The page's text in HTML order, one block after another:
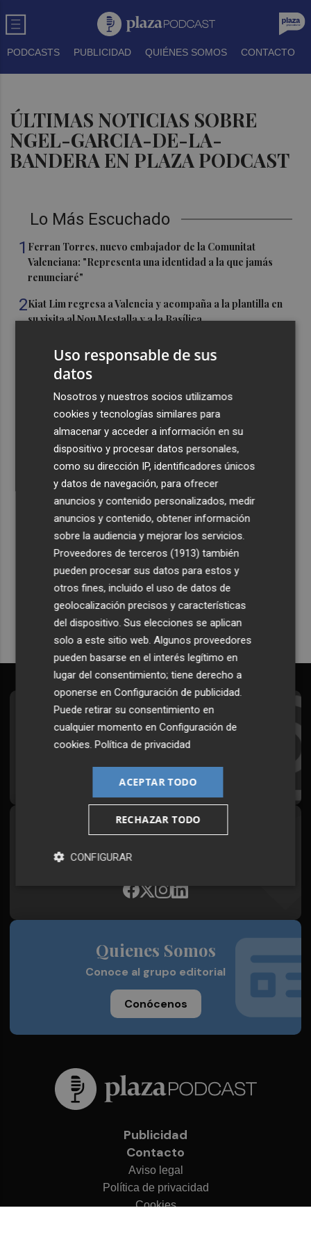
PODCASTS PUBLICIDAD QUIÉNES SOMOS CONTACTO
ÚLTIMAS NOTICIAS SOBRE
NGEL-GARCIA-DE-LA-
BANDERA EN PLAZA PODCAST
Lo Más Escuchado
1 Ferran Torres, nuevo embajador de la Comunitat
Valenciana: "Representa una identidad a la que jamás
renunciaré"
2Kiat Lim regresa a Valencia y acompaña a la plantilla en
su visita al Nou Mestalla y a la Basílica
2.000 euros por vertidos ilegales en la vía pública
para restaurar el campanario de la Colegiata de Gandia
La Pobla de Farnals suma nuevos servicios de
proximidad al espacio público
Recibe toda la actualidad de
Plaza Podcast en tu correo
Quiero suscribirme
Suscríbete al Boletín
Todos los días a primera hora en tu email
Síguenos en redes
Plaza Podcast, desde cualquier medio
Quienes Somos
Conoce al grupo editorial
Conócenos
Publicidad
Contacto
Aviso legal
Política de privacidad
Cookies
Uso responsable de sus
datos
Nosotros y nuestros socios utilizamos
cookies y tecnologías similares para
almacenar y acceder a información en su
dispositivo y procesar datos personales,
como su dirección IP, identificadores únicos
y datos de navegación, para ofrecer
anuncios y contenido personalizados, medir
anuncios y contenido, obtener información
sobre la audiencia y mejorar los servicios.
Proveedores de terceros (1913) también
pueden procesar sus datos para estos y
otros fines, incluido el uso de datos de
geolocalización precisos y características
del dispositivo. Sus elecciones se aplican
solo a este sitio web. Algunos proveedores
pueden basarse en el interés legítimo en
lugar del consentimiento; tiene derecho a
oponerse enConfiguración de publicidad.
Puede retirar su consentimiento en
cualquier momento enConfiguración de
cookies.Política de privacidad
ACEPTAR TODO
RECHAZAR TODO
CONFIGURAR